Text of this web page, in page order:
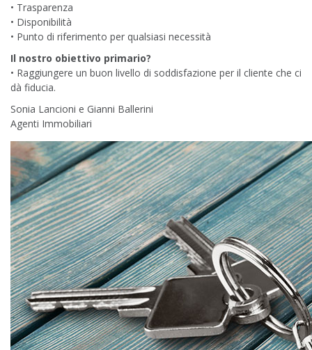
• Trasparenza
• Disponibilità
• Punto di riferimento per qualsiasi necessità
Il nostro obiettivo primario?
• Raggiungere un buon livello di soddisfazione per il cliente che ci
dà fiducia.
Sonia Lancioni e Gianni Ballerini
Agenti Immobiliari